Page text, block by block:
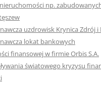
np.
uzdrowisk Krynica Zdrój i
lokat bankowych
finansowej w firmie Orbis S.A.
światowego kryzysu